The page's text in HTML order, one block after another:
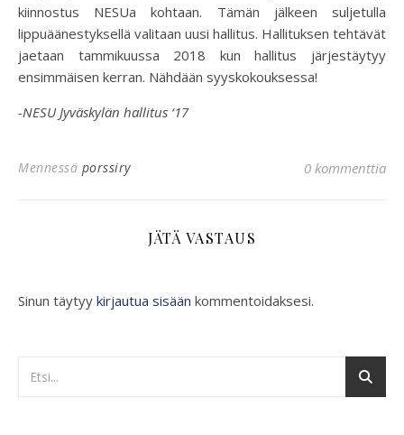
kiinnostus NESUa kohtaan. Tämän jälkeen suljetulla
lippuäänestyksellä valitaan uusi hallitus. Hallituksen tehtävät
jaetaan tammikuussa 2018 kun hallitus järjestäytyy
ensimmäisen kerran. Nähdään syyskokouksessa!
-NESU Jyväskylän hallitus ‘17
Mennessä porssiry 0 kommenttia
JÄTÄ VASTAUS
Sinun täytyy kirjautua sisään kommentoidaksesi.